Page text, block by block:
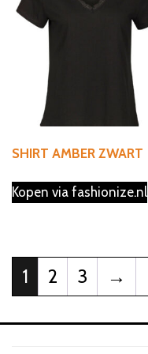
SHIRT AMBER ZWART
Kopen via fashionize.nl
1 2 3 →